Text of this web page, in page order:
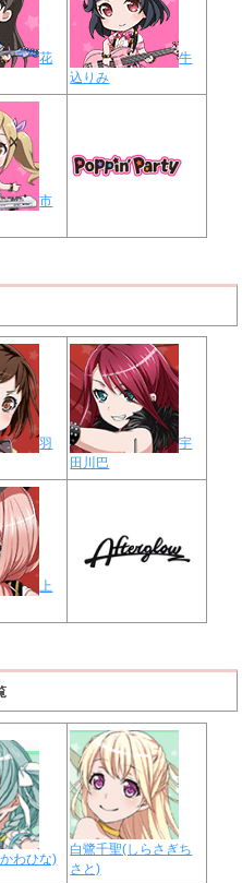
花
牛
込りみ
市
羽
宇
田川巴
上
わひな)
白鷺千聖(しらさぎち
さと)